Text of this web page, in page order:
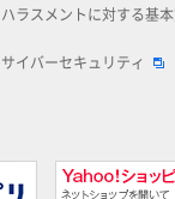
ラスメントに対する基
イバーセキュリティ